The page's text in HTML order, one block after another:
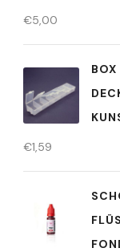
€5,00
€1,59